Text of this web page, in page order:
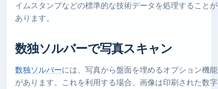
イムスタンプなどの標準的な技術データを処理することが
あります。
数独ソルバーで写真スキャン
数独ソルバーには、写真から盤面を埋めるオプション機能
があります。これを利用する場合、画像は印刷された数字